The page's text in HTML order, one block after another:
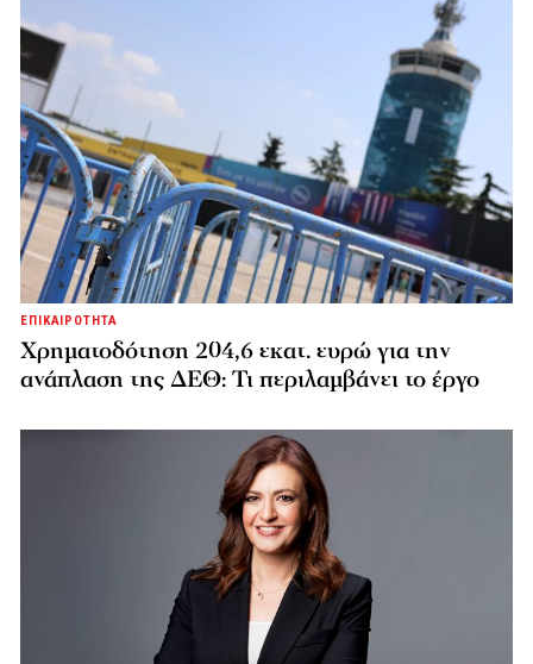
ΕΠΙΚΑΙΡΟΤΗΤΑ
Χρηματοδότηση 204,6 εκατ. ευρώ για την
ανάπλαση της ΔΕΘ: Τι περιλαμβάνει το έργο